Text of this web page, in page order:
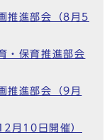
推進部会（8月5
・保育推進部会
推進部会（9月
月10日開催）